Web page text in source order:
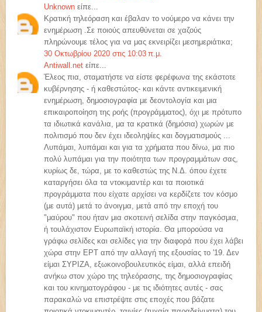
Unknown είπε...
Κρατική τηλεόραση και έβαλαν το νούμερο να κάνει την
ενημέρωση .Σε ποιούς απευθύνεται σε χαζούς
πληρώνουμε τέλος για να μας εκνειρίζει μεσημεριάτικα;
30 Οκτωβρίου 2020 στις 10:03 π.μ.
Antiwall.net είπε...
Έλεος πια, σταματήστε να είστε φερέφωνα της εκάστοτε
κυβέρνησης - ή καθεστώτος- και κάντε αντικειμενική
ενημέρωση, δημοσιογραφία με δεοντολογία και μια
επικαιροποίηση της ροής (προγράμματος), όχι με πρότυπο
τα ιδιωτικά κανάλια, μα τα κρατικά (δημόσια) χωρών με
πολιτισμό που δεν έχει ιδεοληψίες και δογματισμούς ...
Λυπάμαι, λυπάμαι και για τα χρήματα που δίνω, μα πιο
πολύ λυπάμαι για την ποιότητα των προγραμμάτων σας,
κυρίως δε, τώρα, με το καθεστώς της Ν.Δ. όπου έχετε
καταργήσει όλα τα ντοκιμαντέρ και τα ποιοτικά
προγράμματα που είχατε αρχίσει να κερδίζετε τον κόσμο
(με αυτά) μετά το άνοιγμα, μετά από την εποχή του
"μαύρου" που ήταν μια σκοτεινή σελίδα στην παγκόσμια,
ή τουλάχιστον Ευρωπαϊκή ιστορία. Θα μπορούσα να
γράφω σελίδες και σελίδες για την διαφορά που έχει λάβει
χώρα στην ΕΡΤ από την αλλαγή της εξουσίας το '19. Δεν
είμαι ΣΥΡΙΖΑ, εξωκοινοβουλευτικός είμαι, αλλά επειδή
ανήκω στον χώρο της τηλεόρασης, της δημοσιογραφίας
και του κινηματογράφου - με τις ιδιότητες αυτές - σας
παρακαλώ να επιστρέψτε στις εποχές που βάζατε